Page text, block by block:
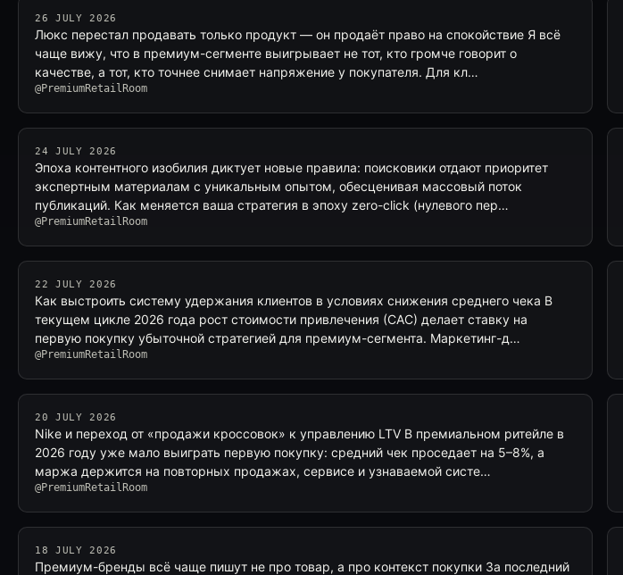
26 JULY 2026
Люкс перестал продавать только продукт — он продаёт право на спокойствие Я всё
чаще вижу, что в премиум-сегменте выигрывает не тот, кто громче говорит о
качестве, а тот, кто точнее снимает напряжение у покупателя. Для кл…
@PremiumRetailRoom
24 JULY 2026
Эпоха контентного изобилия диктует новые правила: поисковики отдают приоритет
экспертным материалам с уникальным опытом, обесценивая массовый поток
публикаций. Как меняется ваша стратегия в эпоху zero-click (нулевого пер…
@PremiumRetailRoom
22 JULY 2026
Как выстроить систему удержания клиентов в условиях снижения среднего чека В
текущем цикле 2026 года рост стоимости привлечения (CAC) делает ставку на
первую покупку убыточной стратегией для премиум-сегмента. Маркетинг-д…
@PremiumRetailRoom
20 JULY 2026
Nike и переход от «продажи кроссовок» к управлению LTV В премиальном ритейле в
2026 году уже мало выиграть первую покупку: средний чек проседает на 5–8%, а
маржа держится на повторных продажах, сервисе и узнаваемой систе…
@PremiumRetailRoom
18 JULY 2026
Премиум-бренды всё чаще пишут не про товар, а про контекст покупки За последний